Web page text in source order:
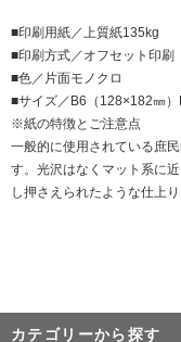
■印刷用紙／上質紙135kg
■印刷方式／オフセット印刷
■色／片面モノクロ
■サイズ／B6（128×182㎜
※紙の特徴とご注意点
一般的に使用されている庶
す。光沢はなくマット系に
し押さえられたような仕上り
カテゴリーから探す